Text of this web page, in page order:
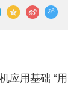
应用基础 “